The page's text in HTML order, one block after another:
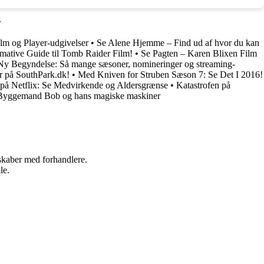
og Player-udgivelser• Se Alene Hjemme – Find ud af hvor du kan
Guide til Tomb Raider Film! • Se Pagten – Karen Blixen Film
Begyndelse: Så mange sæsoner, nomineringer og streaming-
på SouthPark.dk! • Med Kniven for Struben Sæson 7: Se Det I 2016!
Netflix: Se Medvirkende og Aldersgrænse • Katastrofen på
Bob og hans magiske maskiner
med forhandlere.